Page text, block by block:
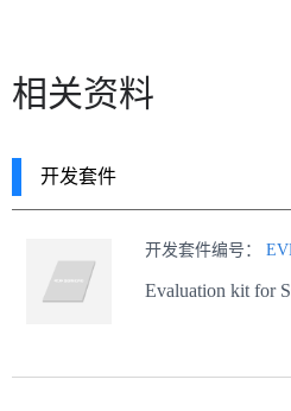
相关资料
开发套件
开发套件编号：
Evaluation kit for